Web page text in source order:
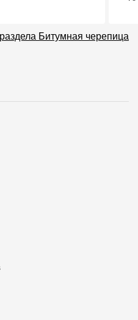
Битумная черепица